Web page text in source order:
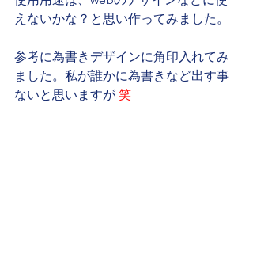
えないかな？と思い作ってみました。
参考に為書きデザインに角印入れてみ
ました。私が誰かに為書きなど出す事
ないと思いますが 笑